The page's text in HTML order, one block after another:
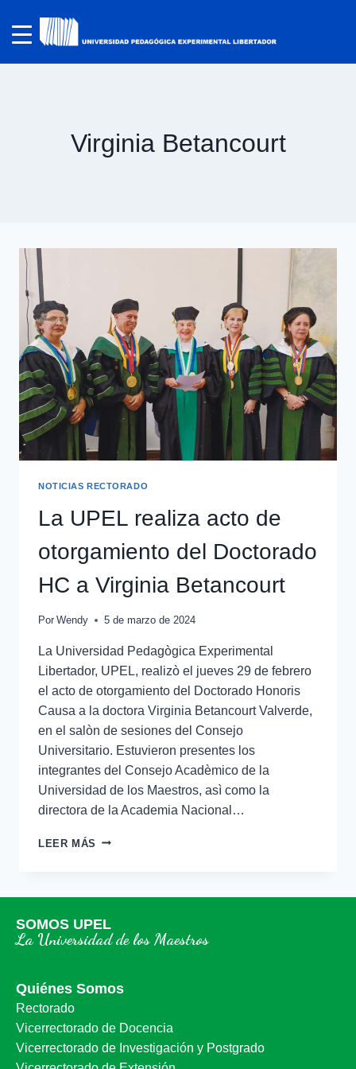
Virginia Betancourt
NOTICIAS RECTORADO
La UPEL realiza acto de
otorgamiento del Doctorado
HC a Virginia Betancourt
Por Wendy 5 de marzo de 2024
La Universidad Pedagògica Experimental
Libertador, UPEL, realizò el jueves 29 de febrero
el acto de otorgamiento del Doctorado Honoris
Causa a la doctora Virginia Betancourt Valverde,
en el salòn de sesiones del Consejo
Universitario. Estuvieron presentes los
integrantes del Consejo Acadèmico de la
Universidad de los Maestros, asì como la
directora de la Academia Nacional…
LEER MÁS
SOMOS UPEL
La Universidad de los Maestros
Quiénes Somos
Rectorado
Vicerrectorado de Docencia
Vicerrectorado de Investigación y Postgrado